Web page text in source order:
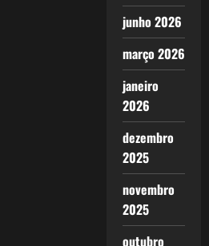
junho 2026
março 2026
janeiro
2026
dezembro
2025
novembro
2025
outubro